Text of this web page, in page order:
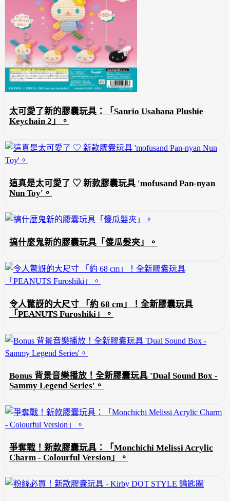
太可愛了新的膠囊玩具：「Sanrio Usahana Plushie
Keychain 2」。
這真是太可愛了 ♡ 新款膠囊玩具 'mofusand Pan-nyan
Nun Toy'。
搞什麼鬼新的膠囊玩具「傻瓜髮夾」。
令人驚訝的大尺寸 「約 68 cm」！全新膠囊玩具
「PEANUTS Furoshiki」。
Bonus 背景音樂播放！全新膠囊玩具 'Dual Sound Box -
Sammy Legend Series'。
爭奪戰！新款膠囊玩具：「Monchichi Melissi Acrylic
Charm - Colourful Version」。